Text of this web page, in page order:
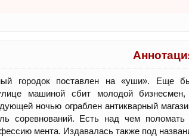
городок поставлен на «уши». Еще
машиной сбит молодой
ночью ограблен антикварный
соревнований. Есть над чем
мента. Издавалась также под